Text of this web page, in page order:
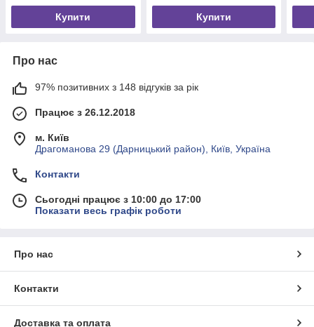
Купити Купити
Про нас
97% позитивних з 148 відгуків за рік
Працює з 26.12.2018
м. Київ
Драгоманова 29 (Дарницький район), Київ, Україна
Контакти
Сьогодні працює з 10:00 до 17:00
Показати весь графік роботи
Про нас
Контакти
Доставка та оплата